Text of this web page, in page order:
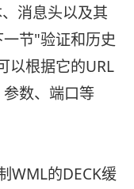
消息头以及其
节"验证和历史
以根据它的URL
数、端口等
WML的DECK缓